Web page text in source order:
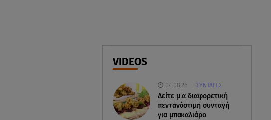
08.08.26 , 23:30
Greek Mafia: Χειροπέδες σε
«Πίτμπουλ» και «Μπουλντόγκ»
VIDEOS
04.08.26 ΣΥΝΤΑΓΕΣ
Δείτε μία διαφορετική
πεντανόστιμη συνταγή
για μπακαλιάρο